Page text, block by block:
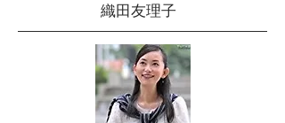
織田友理子